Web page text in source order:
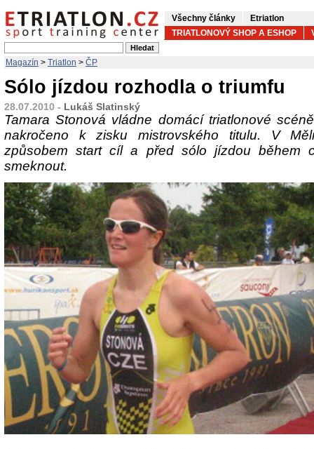
Všechny články
Etriatlon
TRIATLONOVÝ SHOP A ESHOP
Magazín > Triatlon > ČP
Sólo jízdou rozhodla o triumfu
28.07.2010 - Lukáš Slatinský
Tamara Stonová vládne domácí triatlonové
nakročeno k zisku mistrovského titulu. V
způsobem start cíl a před sólo jízdou během
smeknout.